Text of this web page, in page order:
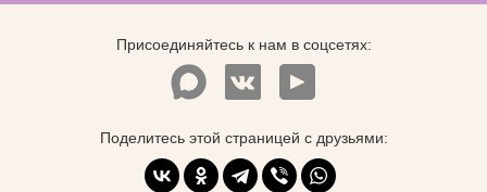
Поделитесь этой страницей с друзьями:
Присоединяйтесь к нам в соцсетях: